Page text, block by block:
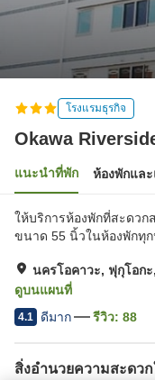
โรงแรมธุรกิจ
Okawa
แนะนำที่พัก ห้องพักแล
ให้บริการห้องพักที่สะดวก
ขนาด 55 นิ้วในห้องพักทุก
นครโอคาวะ, ฟุกุโอก
ดูบนแผนที่
4.1 ดีมาก รีวิว: 88
สิ่งอำนวยความสะดว